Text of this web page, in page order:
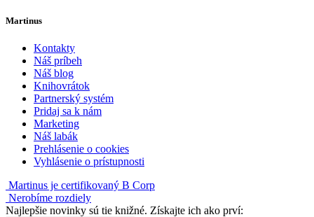
Martinus
Kontakty
Náš príbeh
Náš blog
Knihovrátok
Partnerský systém
Pridaj sa k nám
Marketing
Náš labák
Prehlásenie o cookies
Vyhlásenie o prístupnosti
Martinus je certifikovaný B Corp
Nerobíme rozdiely
Najlepšie novinky sú tie knižné. Získajte ich ako prví: